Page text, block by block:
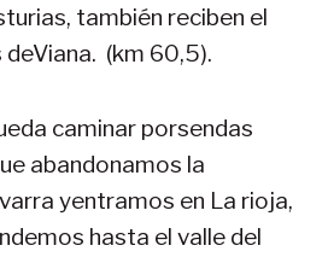
también reciben el
(km 60,5).
caminar porsendas
abandonamos la
yentramos en La rioja,
hasta el valle del